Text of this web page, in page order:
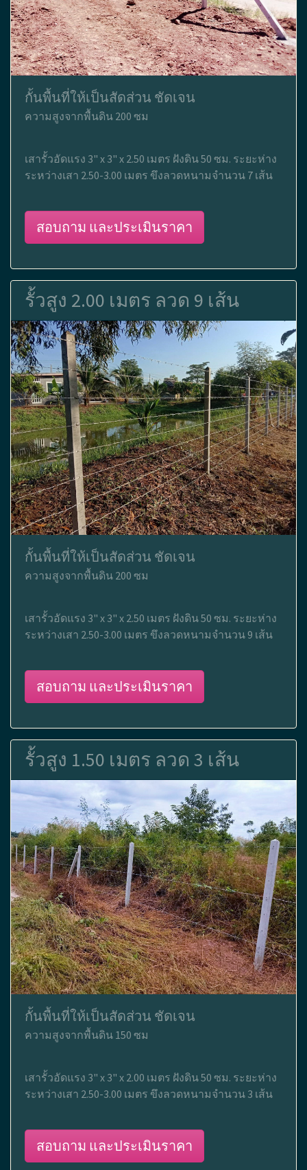
กั้นพื้นที่ให้เป็นสัดส่วน ชัดเจน
ความสูงจากพื้นดิน 200 ซม
เสารั้วอัดแรง 3" x 3" x 2.50 เมตร ฝังดิน 50 ซม. ระยะห่าง
ระหว่างเสา 2.50-3.00 เมตร ขึงลวดหนามจำนวน 7 เส้น
สอบถาม และประเมินราคา
รั้วสูง 2.00 เมตร ลวด 9 เส้น
กั้นพื้นที่ให้เป็นสัดส่วน ชัดเจน
ความสูงจากพื้นดิน 200 ซม
เสารั้วอัดแรง 3" x 3" x 2.50 เมตร ฝังดิน 50 ซม. ระยะห่าง
ระหว่างเสา 2.50-3.00 เมตร ขึงลวดหนามจำนวน 9 เส้น
สอบถาม และประเมินราคา
รั้วสูง 1.50 เมตร ลวด 3 เส้น
กั้นพื้นที่ให้เป็นสัดส่วน ชัดเจน
ความสูงจากพื้นดิน 150 ซม
เสารั้วอัดแรง 3" x 3" x 2.00 เมตร ฝังดิน 50 ซม. ระยะห่าง
ระหว่างเสา 2.50-3.00 เมตร ขึงลวดหนามจำนวน 3 เส้น
สอบถาม และประเมินราคา